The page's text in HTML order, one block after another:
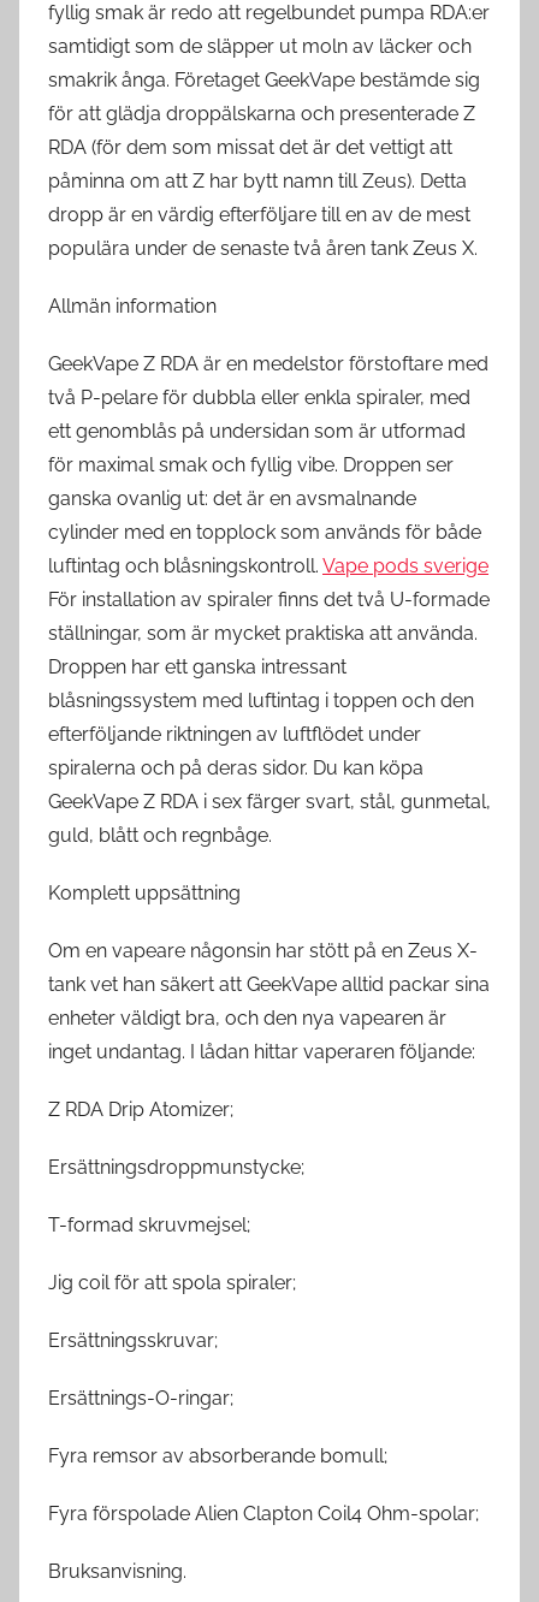
fyllig smak är redo att regelbundet pumpa RDA:er
samtidigt som de släpper ut moln av läcker och
smakrik ånga. Företaget GeekVape bestämde sig
för att glädja droppälskarna och presenterade Z
RDA (för dem som missat det är det vettigt att
påminna om att Z har bytt namn till Zeus). Detta
dropp är en värdig efterföljare till en av de mest
populära under de senaste två åren tank Zeus X.
Allmän information
GeekVape Z RDA är en medelstor förstoftare med
två P-pelare för dubbla eller enkla spiraler, med
ett genomblås på undersidan som är utformad
för maximal smak och fyllig vibe. Droppen ser
ganska ovanlig ut: det är en avsmalnande
cylinder med en topplock som används för både
luftintag och blåsningskontroll. Vape pods sverige
För installation av spiraler finns det två U-formade
ställningar, som är mycket praktiska att använda.
Droppen har ett ganska intressant
blåsningssystem med luftintag i toppen och den
efterföljande riktningen av luftflödet under
spiralerna och på deras sidor. Du kan köpa
GeekVape Z RDA i sex färger svart, stål, gunmetal,
guld, blått och regnbåge.
Komplett uppsättning
Om en vapeare någonsin har stött på en Zeus X-
tank vet han säkert att GeekVape alltid packar sina
enheter väldigt bra, och den nya vapearen är
inget undantag. I lådan hittar vaperaren följande:
Z RDA Drip Atomizer;
Ersättningsdroppmunstycke;
T-formad skruvmejsel;
Jig coil för att spola spiraler;
Ersättningsskruvar;
Ersättnings-O-ringar;
Fyra remsor av absorberande bomull;
Fyra förspolade Alien Clapton Coil4 Ohm-spolar;
Bruksanvisning.